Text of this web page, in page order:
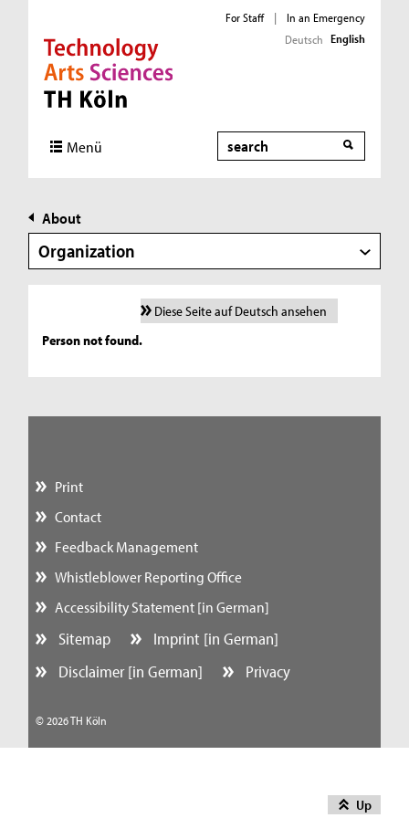
Direkt zur Hauptnavigation
Direkt zur Subnavigation
Direkt zum Inhalt
Direkt zum Fußbereich
For Staff |
In an Emergency
Deutsch English
Menü Search
About
Organization
Diese Seite auf Deutsch ansehen
Person not found.
Up
Print
Contact
Feedback Management
Whistleblower Reporting Office
Accessibility Statement [in German]
Sitemap
Imprint [in German]
Disclaimer [in German]
Privacy
© 2026 TH Köln